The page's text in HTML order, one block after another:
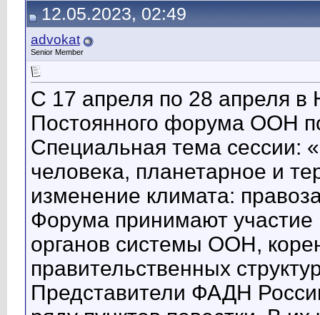
12.05.2023, 02:49
advokat
Senior Member
С 17 апреля по 28 апреля в
Постоянного форума ООН
Специальная тема сессии:
человека, планетарное и
изменение климата:
Форума принимают участие
органов системы ООН,
правительственных
Представители ФАДН